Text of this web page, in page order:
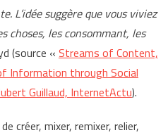
L’idée suggère que vous viviez
choses, les consommant, les
(source « Streams of Content,
Information through Social
Guillaud, InternetActu).
créer, mixer, remixer, relier,